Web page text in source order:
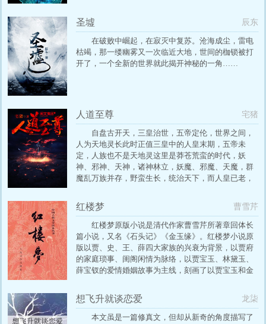
她生命中第一次，也是唯一一次的冒险。在外人眼里
李峋嚣张而轻蔑，只有朱韵懂得他心中那片自留地，
自愿成为孤独的国王的守护神，穷其一生，奉献温
柔。她始终同他站在一起，一起奋进，一起痛苦，一
起深陷泥潭，或者开疆扩土。
圣墟 辰东
在破败中崛起，在寂灭中复苏。沧海成尘，雷电
枯竭，那一缕幽雾又一次临近大地，世间的枷锁被打
开了，一个全新的世界就此揭开神秘的一角……
人道至尊 宅猪
自盘古开天，三皇治世，五帝定伦，世界之间，
人为天地灵长此时正值三皇中的人皇末期，五帝未
定，人族也不是天地灵这里是莽苍荒蛮的时代，妖
神、邪神、天神，诸神林立，妖魔、邪魔、天魔，群
魔乱万族并存，野蛮生长，统治天下，而人皇已老，
奔放的蛮回归中国古典神话，书写人族逆袭的蛮荒传
奇，敬请阅读《人道至尊宅猪微信：z
红楼梦 曹雪芹
红楼梦原版小说是清代作家曹雪芹所著章回体长
篇小说，又名《石头记》《金玉缘》。红楼梦小说原
版以贾、史、王、薛四大家族的兴衰为背景，以贾府
的家庭琐事、闺阁闲情为脉络，以贾宝玉、林黛玉、
薛宝钗的爱情婚姻故事为主线，刻画了以贾宝玉和金
美，通过家族悲剧、女儿悲剧及主人公的人生悲剧，
揭示出封建末世危机。 《红楼梦》是一部具有世界影
响力的人情小说作品，举世公认的中国古典小说巅峰
想飞升就谈恋爱 龙柒
本文虽是一篇修真文，但却从新奇的角度描写了